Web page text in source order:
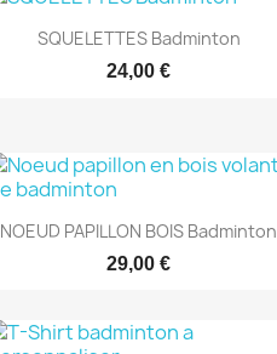
Aperçu rapide
SQUELETTES Badminton
24,00 €
Aperçu rapide
NOEUD PAPILLON BOIS Badminton
29,00 €